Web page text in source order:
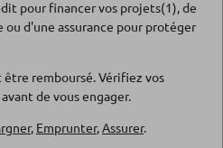
pour financer vos projets(1), de
d'une assurance pour protéger
remboursé. Vérifiez vos
de vous engager.
, Emprunter,Assurer.